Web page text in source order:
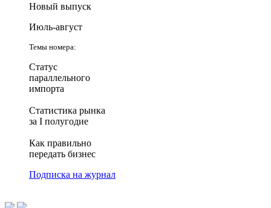
Новый выпуск
Июль-август
Темы номера:
Статус
параллельного
импорта
Статистика рынка
за I полугодие
Как правильно
передать бизнес
Подписка на журнал